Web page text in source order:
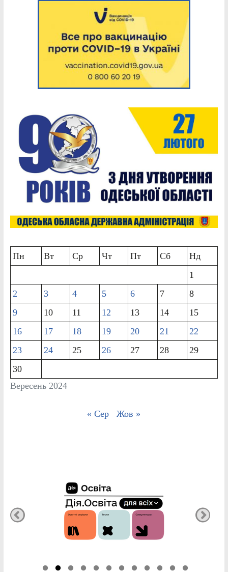
Вересень 2024
Пн Вт Ср Чт Пт Сб
Нд
1
2
3 4 5 6 7
8
9
10 11 12 13 14
15
16
17 18 19 20 21
22
23
24 25 26 27 28
29
30
« Сер Жов »